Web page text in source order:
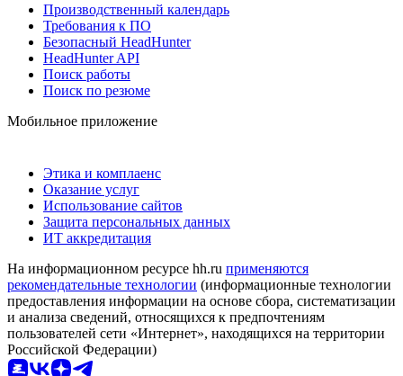
Производственный календарь
Требования к ПО
Безопасный HeadHunter
HeadHunter API
Поиск работы
Поиск по резюме
Мобильное приложение
Этика и комплаенс
Оказание услуг
Использование сайтов
Защита персональных данных
ИТ аккредитация
На информационном ресурсе hh.ru применяются
рекомендательные технологии (информационные технологии
предоставления информации на основе сбора, систематизации
и анализа сведений, относящихся к предпочтениям
пользователей сети «Интернет», находящихся на территории
Российской Федерации)